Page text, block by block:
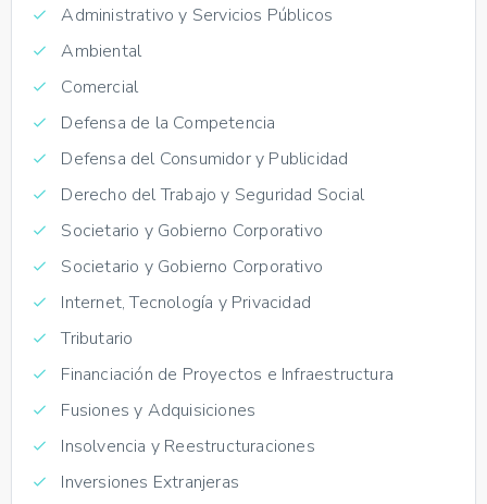
Administrativo y Servicios Públicos
Ambiental
Comercial
Defensa de la Competencia
Defensa del Consumidor y Publicidad
Derecho del Trabajo y Seguridad Social
Societario y Gobierno Corporativo
Societario y Gobierno Corporativo
Internet, Tecnología y Privacidad
Tributario
Financiación de Proyectos e Infraestructura
Fusiones y Adquisiciones
Insolvencia y Reestructuraciones
Inversiones Extranjeras